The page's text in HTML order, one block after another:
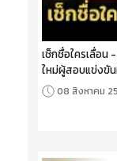
เช็กชื่อใครเลื่อน
ใหม่ผู้สอบแข่งขั
08 สิงหาคม